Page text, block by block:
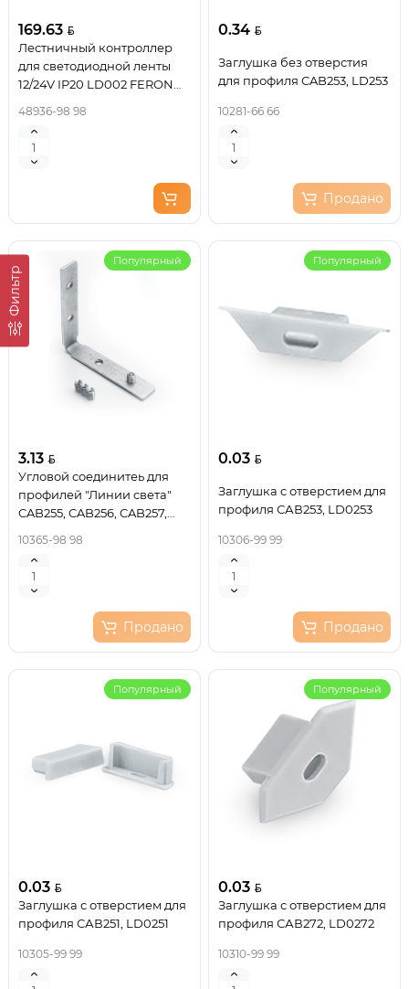
Фильтр
169.63
Лестничный контроллер
для светодиодной ленты
12/24V IP20 LD002 FERON
48936-98 98
0.34
Заглушка без отверстия
для профиля CAB253, LD253
10281-66 66
Продано
Популярный
3.13
Угловой соединитеь для
профилей "Линии света"
CAB255, CAB256, CAB257,
10365-98 98
Продано
Популярный
0.03
Заглушка c отверстием для
профиля САВ253, LD0253
10306-99 99
Продано
Популярный
0.03
Заглушка с отверстием для
профиля САВ251, LD0251
10305-99 99
Популярный
0.03
Заглушка с отверстием для
профиля САВ272, LD0272
10310-99 99